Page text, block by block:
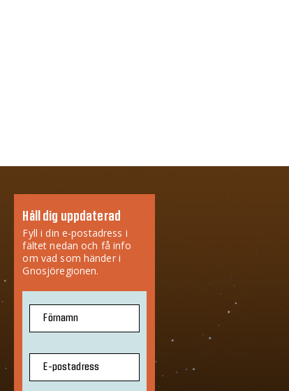
Håll dig uppdaterad
Fyll i din e-postadress i
fältet nedan och få info
om vad som händer i
Gnosjöregionen.
Förnamn
E-postadress